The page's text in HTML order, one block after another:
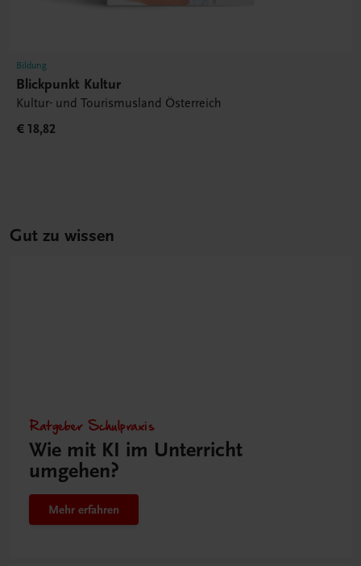
Bildung
Blickpunkt Kultur
Kultur- und Tourismusland Österreich
€ 18,82
Gut zu wissen
Ratgeber Schulpraxis
Wie mit KI im Unterricht
umgehen?
Mehr erfahren